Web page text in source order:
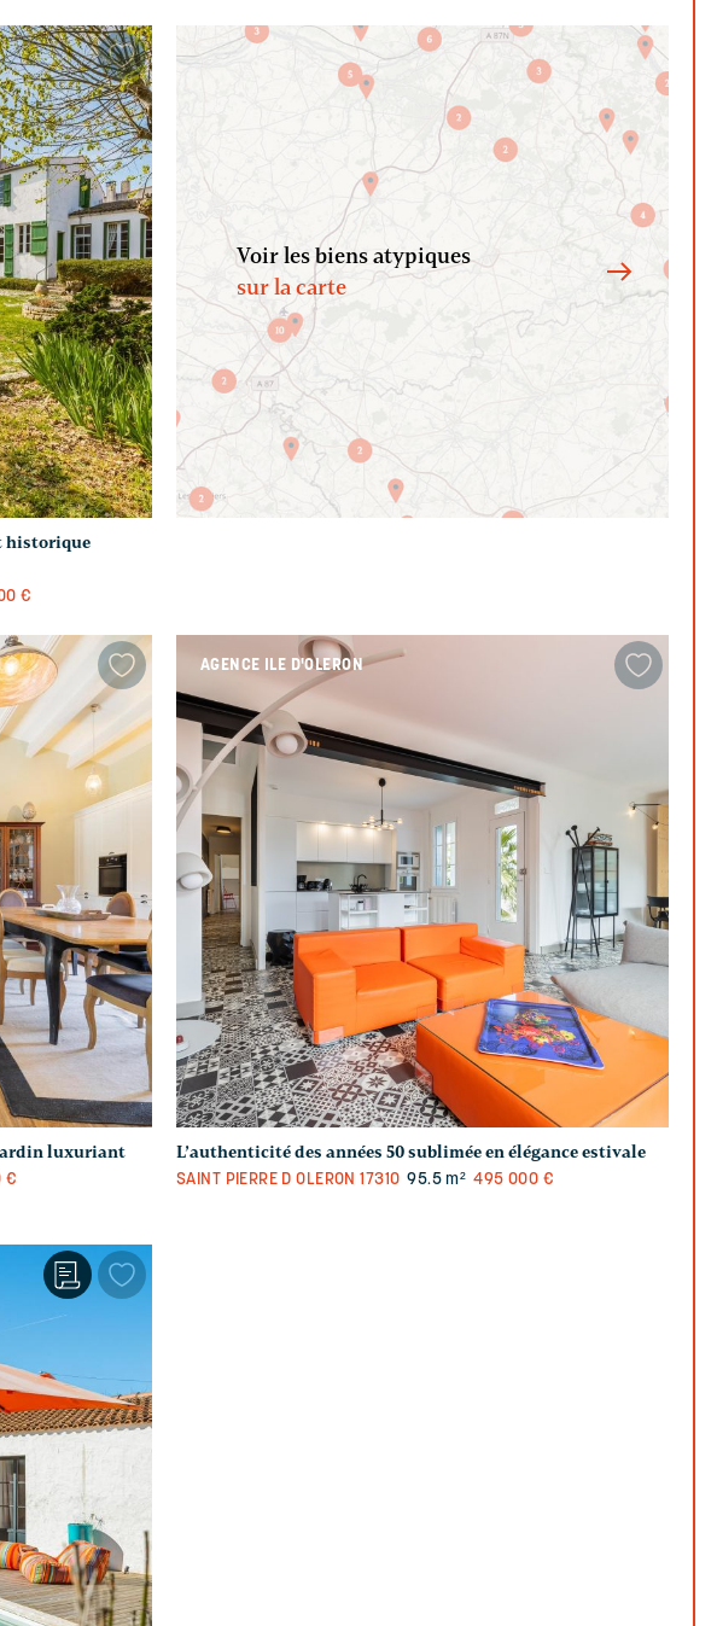
historique
€
Voir les biens atypiques
sur la carte
jardin luxuriant
€
AGENCE ILE D'OLERON
L’authenticité des années 50 sublimée en élégance estivale
SAINT PIERRE D OLERON 17310 95.5 m² 495 000 €